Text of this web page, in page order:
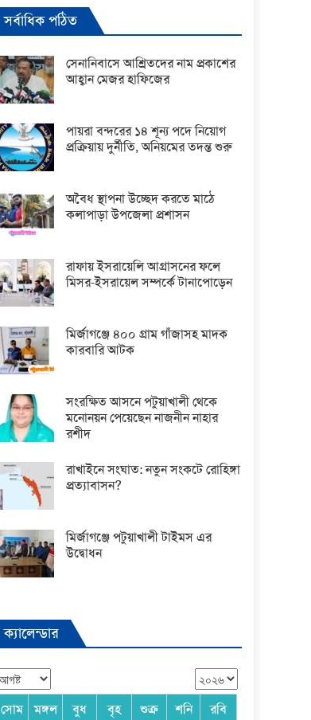
সর্বাধিক পঠিত
সেনানিবাসে আশ্রিতদের নাম প্রকাশের
আহ্বান মেজর হাফিজের
পায়রা বন্দরের ১৪ শূন্য পদে নিয়োগ
প্রক্রিয়ায় দুর্নীতি, অনিয়মের তদন্ত শুরু
অবৈধ স্থাপনা উচ্ছেদ করতে মাঠে
কলাপাড়া উপজেলা প্রশাসন
রাফায় ইসরায়েলি আগ্রাসনের ফলে
মিসর-ইসরায়েল সম্পর্কে টানাপোড়েন
মির্জাগঞ্জে ৪০০ গ্রাম গাঁজাসহ মাদক
কারবারি আটক
সংরক্ষিত আসনে পটুয়াখালী থেকে
মনোনয়ন পেয়েছেন নাজনীন নাহার
রশীদ
রাখাইনে সংঘাত: নতুন সংকটে রোহিঙ্গা
প্রত্যাবাসন?
মির্জাগঞ্জে পটুয়াখালী টাইমস এর
উদ্বোধন
ক্যালেন্ডার
সোম মঙ্গল বুধ বৃহ শুক্র শনি রবি